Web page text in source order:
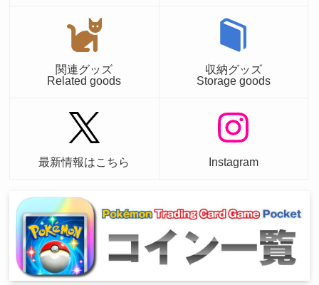
関連グッズ
Related goods
収納グッズ
Storage goods
最新情報はこちら Instagram